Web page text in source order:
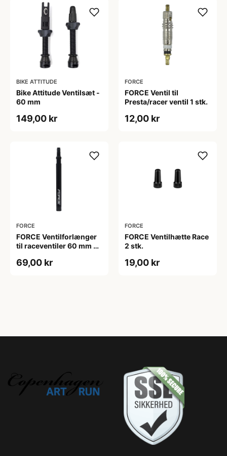
BIKE ATTITUDE
Bike Attitude Ventilsæt -
60 mm
149,00 kr
FORCE
FORCE Ventil til
Presta/racer ventil 1 stk.
12,00 kr
FORCE
FORCE Ventilforlænger
til raceventiler 60 mm 2
69,00 kr
FORCE
FORCE Ventilhætte Race
2 stk.
19,00 kr